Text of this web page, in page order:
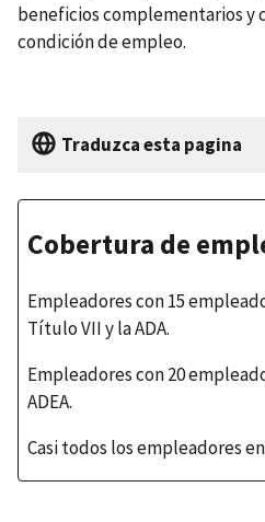
beneficios complementarios
condición de empleo.
Traduzca esta pagina
Cobertura de
Empleadores con 15
Título VII y la ADA.
Empleadores con 20
ADEA.
Casi todos los empleadores